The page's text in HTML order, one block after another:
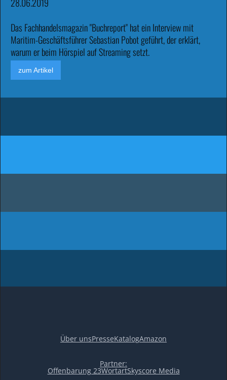
28.06.2019
Das Fachhandelsmagazin "Buchreport" hat ein Interview mit
Maritim-Geschäftsführer Sebastian Pobot geführt, der erklärt,
warum er beim Hörspiel auf Streaming setzt.
zum Artikel
Über unsPresseKatalogAmazon
Partner:
Offenbarung 23WortartSkyscore Media